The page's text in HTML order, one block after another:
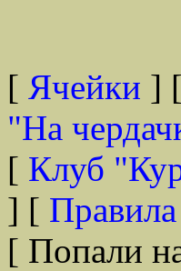
[ Ячейки ] [
"На
[ Клуб
] [
[ Попали